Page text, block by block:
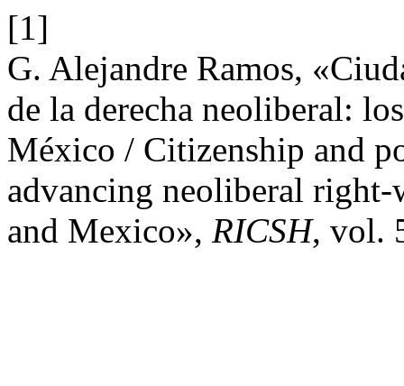
[1]
G. Alejandre Ramos,
de la derecha neoliberal:
México / Citizenship and
advancing neoliberal
and Mexico», RICSH, vol.